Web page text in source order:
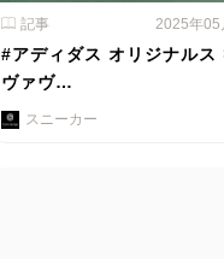
記事 2025年05
#アディダス オリジナルス
ヴァヴ…
スニーカー